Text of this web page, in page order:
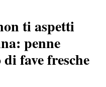
ti aspetti
penne
fave fresche